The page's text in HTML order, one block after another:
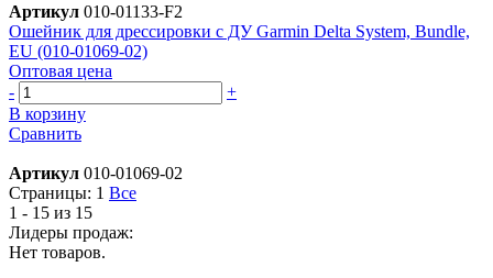
Артикул 010-01133-F2
Ошейник для дрессировки с ДУ Garmin Delta System, Bundle,
EU (010-01069-02)
Оптовая цена
-
+
В корзину
Сравнить
Артикул 010-01069-02
Страницы: 1 Все
1 - 15 из 15
Лидеры продаж:
Нет товаров.